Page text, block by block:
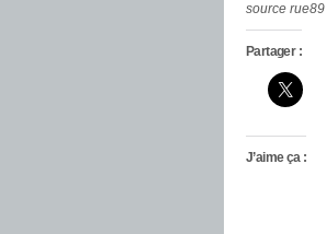
source rue89
Partager :
J’aime ça :